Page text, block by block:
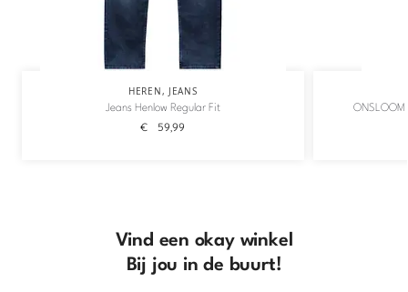
HEREN, JEANS
Jeans Henlow Regular Fit
€ 59,99
ONSLOOM
Vind een okay winkel
Bij jou in de buurt!